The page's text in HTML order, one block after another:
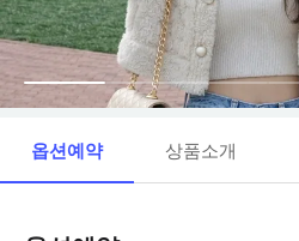
옵션예약 상품소개